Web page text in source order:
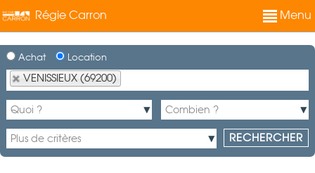
Régie Carron Menu
Achat Location
VENISSIEUX (69200)